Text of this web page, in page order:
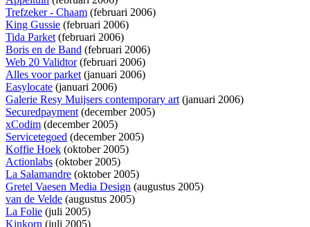
Trefzeker - Chaam (februari 2006)
King Gussie (februari 2006)
Tida Parket(februari 2006)
Boris en de Band (februari 2006)
Web 20 Validtor(februari 2006)
Alles voor parket(januari 2006)
Easylocate (januari 2006)
Galerie Resy Muijsers contemporary art(januari 2006)
Securedpayment(december 2005)
xCodim (december 2005)
Servicetegoed (december 2005)
Koffie Hoek (oktober 2005)
Actionlabs (oktober 2005)
La Salamandre (oktober 2005)
Gretel Vaesen Media Design (augustus 2005)
van de Velde (augustus 2005)
La Folie (juli 2005)
Kinkorn (juli 2005)